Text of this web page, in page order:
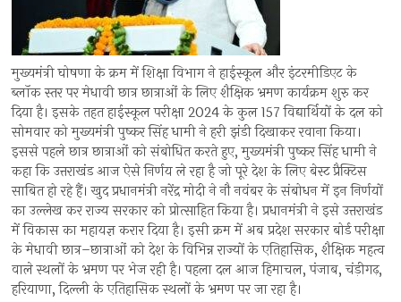
मुख्यमंत्री घोषणा के क्रम में शिक्षा विभाग ने हाईस्कूल और इंटरमीडिएट के
ब्लॉक स्तर पर मेधावी छात्र छात्राओं के लिए शैक्षिक भ्रमण कार्यक्रम शुरु कर
दिया है। इसके तहत हाईस्कूल परीक्षा 2024 के कुल 157 विद्यार्थियों के दल को
सोमवार को मुख्यमंत्री पुष्कर सिंह धामी ने हरी झंडी दिखाकर रवाना किया।
इससे पहले छात्र छात्राओं को संबोधित करते हुए, मुख्यमंत्री पुष्कर सिंह धामी ने
कहा कि उत्तराखंड आज ऐसे निर्णय ले रहा है जो पूरे देश के लिए बेस्ट प्रैक्टिस
साबित हो रहे हैं। खुद प्रधानमंत्री नरेंद्र मोदी ने नौ नवंबर के संबोधन में इन निर्णयों
का उल्लेख कर राज्य सरकार को प्रोत्साहित किया है। प्रधानमंत्री ने इसे उत्तराखंड
में विकास का महायज्ञ करार दिया है। इसी क्रम में अब प्रदेश सरकार बोर्ड परीक्षा
के मेधावी छात्र–छात्राओं को देश के विभिन्न राज्यों के एतिहासिक, शैक्षिक महत्व
वाले स्थलों के भ्रमण पर भेज रही है। पहला दल आज हिमाचल, पंजाब, चंड़ीगढ़,
हरियाणा, दिल्ली के एतिहासिक स्थलों के भ्रमण पर जा रहा है।